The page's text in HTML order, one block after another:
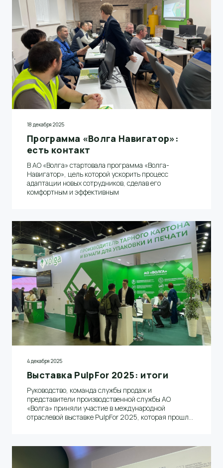
18 декабря 2025
Программа «Волга Навигатор»:
есть контакт
В АО «Волга» стартовала программа «Волга-
Навигатор», цель которой ускорить процесс
адаптации новых сотрудников, сделав его
комфортным и эффективным
4 декабря 2025
Выставка PulpFor 2025: итоги
Руководство, команда службы продаж и
представители производственной службы АО
«Волга» приняли участие в международной
отраслевой выставке PulpFor 2025, которая прошла